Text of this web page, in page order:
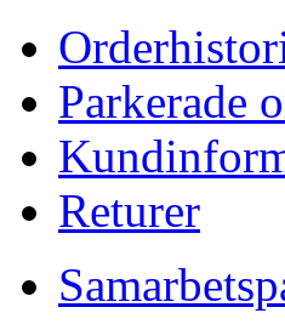
Parkerade
Returer